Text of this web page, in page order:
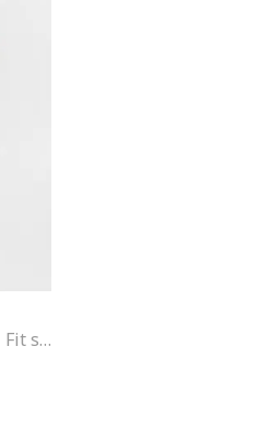
Trening cu tehnologie Dri Fit si buzunare pentru fotbal, Alb/Albastru inchis